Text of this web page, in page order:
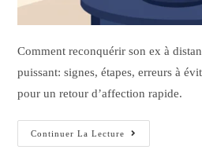
Comment reconquérir son ex à
puissant: signes, étapes, erreurs à
pour un retour d’affection rapide.
Continuer La Lecture